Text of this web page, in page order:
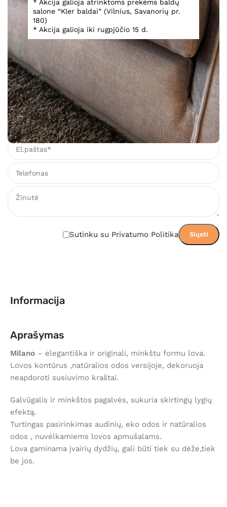
* Akcija galioja atrinktoms prekėms baldų
salone “Kler baldai” (Vilnius, Savanorių pr.
180)
* Akcija galioja iki rugpjūčio 15 d.
Lova Milano
3 117,00€
Įsiminti
Teirautis dėl prekės
Sutinku su Privatumo Politika
Informacija
Aprašymas
Milano – elegantiška ir originali, minkštu formu lova.
Lovos kontūrus ,natūralios odos versijoje, dekoruoja
neapdoroti susiuvimo kraštai.
Galvūgalis ir minkštos pagalvės, sukuria skirtingų lygių
efektą.
Turtingas pasirinkimas audinių, eko odos ir natūralios
odos , nuvėlkamiems lovos apmušalams.
Lova gaminama įvairių dydžių, gali būti tiek su dėže,tiek
be jos.